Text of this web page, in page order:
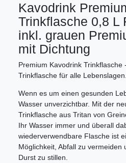
Kavodrink
Trinkflasche 0,8 L
inkl. grauen
mit Dichtung
Premium Kavodrink Trinkflasche
Trinkflasche für alle Lebenslagen.
Wenn es um einen gesunden
Wasser unverzichtbar. Mit der
Trinkflasche aus Tritan von
Ihr Wasser immer und überall
wiederverwendbare Flasche ist
Möglichkeit, Abfall zu vermeiden
Durst zu stillen.